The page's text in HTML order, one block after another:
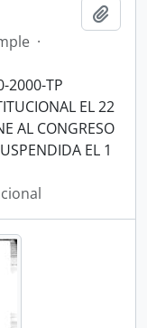
·
2000-TP
EL 22
AL CONGRESO
EL 1